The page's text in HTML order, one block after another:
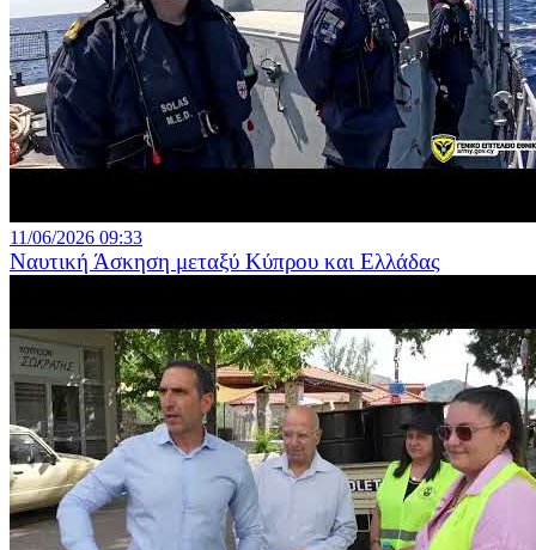
11/06/2026 09:33
Ναυτική Άσκηση μεταξύ Κύπρου και Ελλάδας